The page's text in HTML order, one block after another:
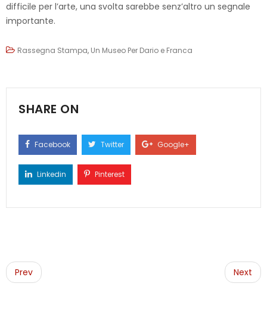
difficile per l’arte, una svolta sarebbe senz’altro un segnale
importante.
Rassegna Stampa, Un Museo Per Dario e Franca
SHARE ON
Facebook Twitter Google+
Linkedin Pinterest
Post
navigation
Prev Next